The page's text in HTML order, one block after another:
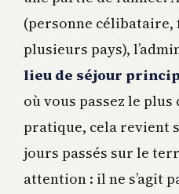
(personne
plusieurs pays),
lieu de séjour
où vous passez le plus
pratique, cela revient
jours passés sur le
attention : il ne s’agit